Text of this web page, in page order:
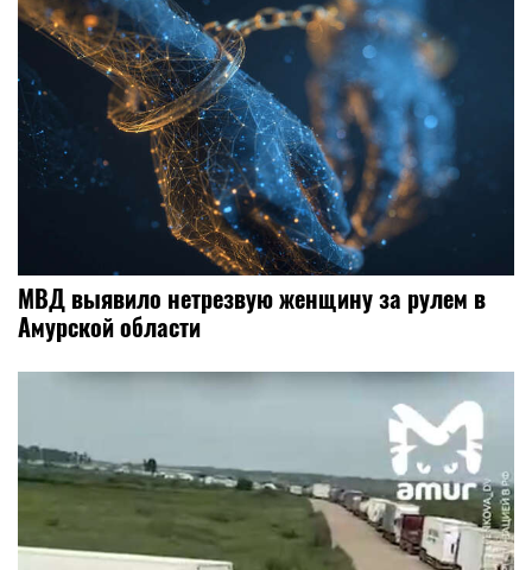
МВД выявило нетрезвую женщину за рулем в
Амурской области